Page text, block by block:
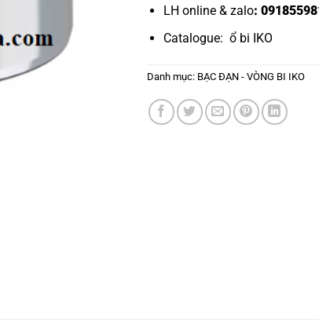
LH online & zalo:
Catalogue: ổ bi IKO
Danh mục: BẠC ĐẠN - VÒNG BI IKO